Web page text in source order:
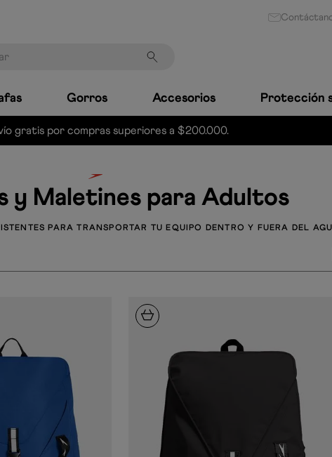
Gorros Accesorios Protección
gratis por compras superiores a $200.000.
y Maletines para Adultos
PARA TRANSPORTAR TU EQUIPO DENTRO Y FUERA DEL